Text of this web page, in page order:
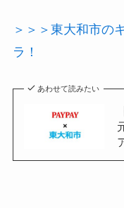
＞＞＞東大和市の
ラ！
あわせて読みたい